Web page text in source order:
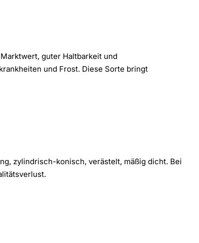
guter Haltbarkeit und
und Frost. Diese Sorte bringt
zylindrisch-konisch, verästelt, mäßig dicht. Bei